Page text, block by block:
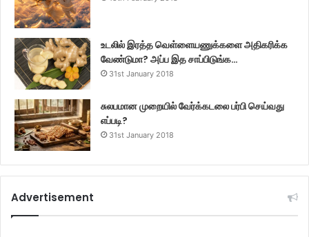
உடலில் இரத்த வெள்ளையணுக்களை அதிகரிக்க
வேண்டுமா? அப்ப இத சாப்பிடுங்க…
31st January 2018
சுலபமான முறையில் வேர்க்கடலை பர்பி செய்வது
எப்படி?
31st January 2018
Advertisement